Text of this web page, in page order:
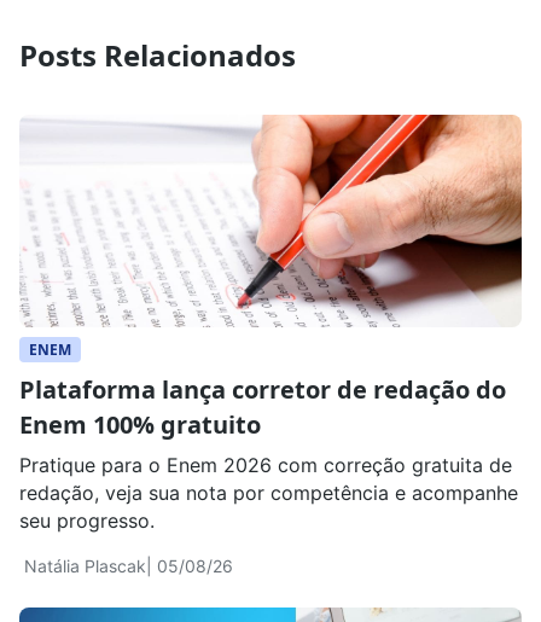
Posts Relacionados
ENEM
Plataforma lança corretor de redação do
Enem 100% gratuito
Natália Plascak | 05/08/26
Pratique para o Enem 2026 com correção gratuita de
redação, veja sua nota por competência e acompanhe
seu progresso.